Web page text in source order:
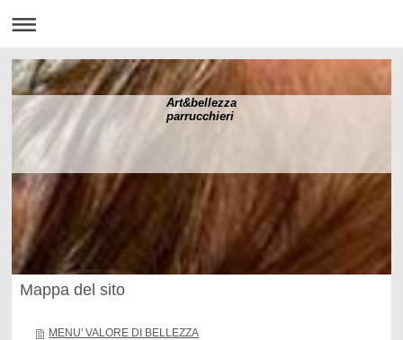
Art&bellezza
parrucchieri
Mappa del sito
MENU' VALORE DI BELLEZZA